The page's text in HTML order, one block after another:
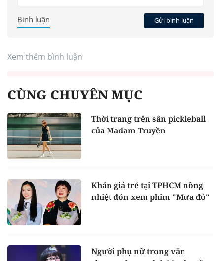
Gửi bình luận
Bình luận
Xem thêm bình luận
CÙNG CHUYÊN MỤC
Thời trang trên sân pickleball
của Madam Truyền
Khán giả trẻ tại TPHCM nồng
nhiệt đón xem phim "Mưa đỏ"
Người phụ nữ trong văn